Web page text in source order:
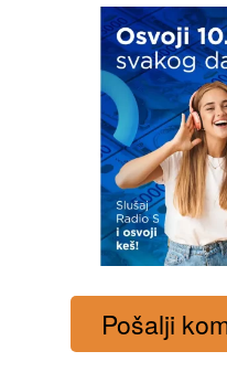
Pošalji